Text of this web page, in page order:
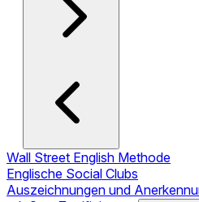
Wall Street English Methode
Englische Social Clubs
Auszeichnungen und